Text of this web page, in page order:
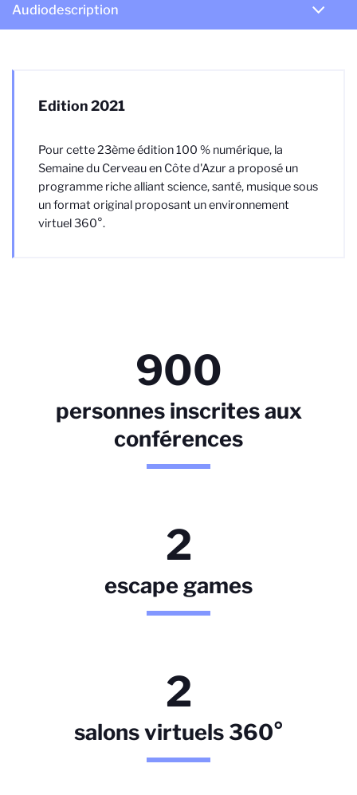
Audiodescription
Edition 2021
Pour cette 23ème édition 100 % numérique, la
Semaine du Cerveau en Côte d'Azur a proposé un
programme riche alliant science, santé, musique sous
un format original proposant un environnement
virtuel 360°.
900
personnes inscrites aux
conférences
2
escape games
2
salons virtuels 360°